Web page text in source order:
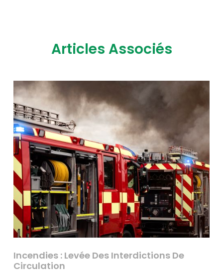
Articles Associés
Incendies : Levée Des Interdictions De
Circulation